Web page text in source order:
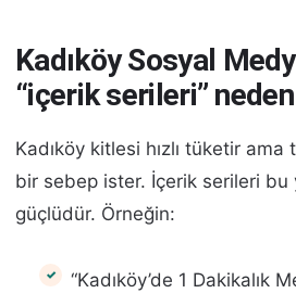
Kadıköy Sosyal
“içerik serileri”
Kadıköy kitlesi hızlı tüketir
bir sebep ister. İçerik serileri bu
güçlüdür. Örneğin:
“Kadıköy’de 1 Dakikalık